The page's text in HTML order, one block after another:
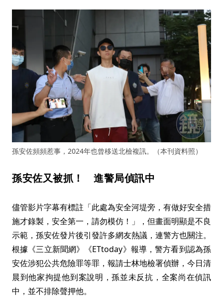
孫安佐頻頻惹事，2024年也曾移送北檢複訊。（本刊資料照）
孫安佐又被抓！ 進警局偵訊中
儘管影片字幕有標註「此處為安全河堤旁，有做好安全措
施才錄製，安全第一，請勿模仿！」，但畫面明顯是不良
示範，孫安佐發片後引發許多網友熱議，連警方也關注。
根據《三立新聞網》《ETtoday》報導，警方看到認為孫
安佐涉犯公共危險罪等罪，報請士林地檢署偵辦，今日清
晨到他家拘提他到案說明，孫並未反抗，全案尚在偵訊
中，並不排除聲押他。